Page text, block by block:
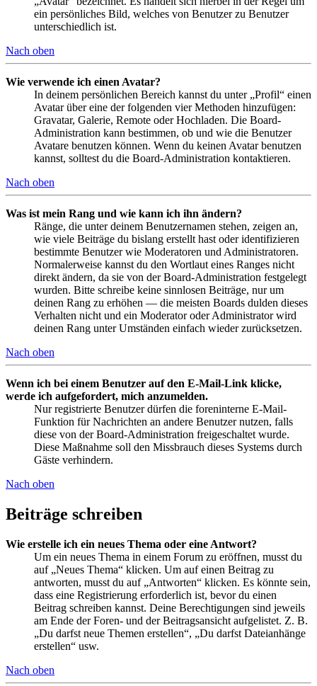
ein persönliches Bild, welches von Benutzer zu Benutzer
unterschiedlich ist.
Nach oben
Wie verwende ich einen Avatar?
In deinem persönlichen Bereich kannst du unter „Profil“ einen
Avatar über eine der folgenden vier Methoden hinzufügen:
Gravatar, Galerie, Remote oder Hochladen. Die Board-
Administration kann bestimmen, ob und wie die Benutzer
Avatare benutzen können. Wenn du keinen Avatar benutzen
kannst, solltest du die Board-Administration kontaktieren.
Nach oben
Was ist mein Rang und wie kann ich ihn ändern?
Ränge, die unter deinem Benutzernamen stehen, zeigen an,
wie viele Beiträge du bislang erstellt hast oder identifizieren
bestimmte Benutzer wie Moderatoren und Administratoren.
Normalerweise kannst du den Wortlaut eines Ranges nicht
direkt ändern, da sie von der Board-Administration festgelegt
wurden. Bitte schreibe keine sinnlosen Beiträge, nur um
deinen Rang zu erhöhen — die meisten Boards dulden dieses
Verhalten nicht und ein Moderator oder Administrator wird
deinen Rang unter Umständen einfach wieder zurücksetzen.
Nach oben
Wenn ich bei einem Benutzer auf den E-Mail-Link klicke,
werde ich aufgefordert, mich anzumelden.
Nur registrierte Benutzer dürfen die foreninterne E-Mail-
Funktion für Nachrichten an andere Benutzer nutzen, falls
diese von der Board-Administration freigeschaltet wurde.
Diese Maßnahme soll den Missbrauch dieses Systems durch
Gäste verhindern.
Nach oben
Beiträge schreiben
Wie erstelle ich ein neues Thema oder eine Antwort?
Um ein neues Thema in einem Forum zu eröffnen, musst du
auf „Neues Thema“ klicken. Um auf einen Beitrag zu
antworten, musst du auf „Antworten“ klicken. Es könnte sein,
dass eine Registrierung erforderlich ist, bevor du einen
Beitrag schreiben kannst. Deine Berechtigungen sind jeweils
am Ende der Foren- und der Beitragsansicht aufgelistet. Z. B.
„Du darfst neue Themen erstellen“, „Du darfst Dateianhänge
erstellen“ usw.
Nach oben